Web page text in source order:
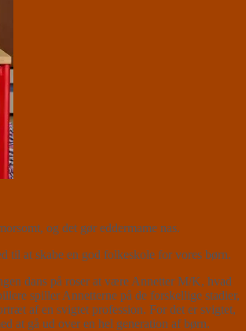
og det gør eddermame nas.
til at skabe en god folkeskole for vores børn.
dans på roser at være Annetter M/K, hvad
spiller Annetterne på de forskellige stadier,
af en svigtet profession. For det er svigtet,
at gå ud over en hel generation af børn.